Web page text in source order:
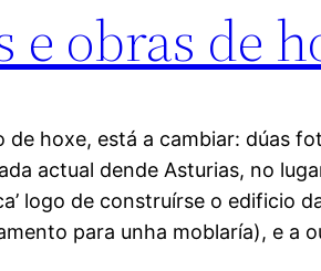
obras de
de hoxe, está a cambiar: dúas
actual dende Asturias, no
logo de construírse o edificio
para unha moblaría), e a